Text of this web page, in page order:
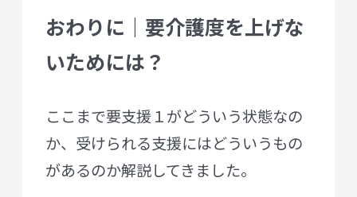
おわりに｜要介護度を上げな
いためには？
ここまで要支援１がどういう状態なの
か、受けられる支援にはどういうもの
があるのか解説してきました。